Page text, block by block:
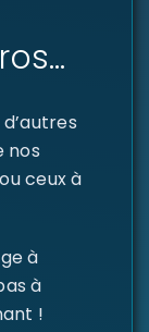
nos
ou ceux à
à
à
!